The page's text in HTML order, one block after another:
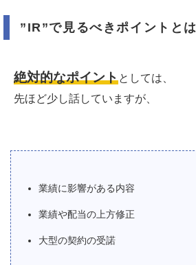
”IR”で見るべきポイントとは
絶対的なポイントとしては、
先ほど少し話していますが、
業績に影響がある内容
業績や配当の上方修正
大型の契約の受諾